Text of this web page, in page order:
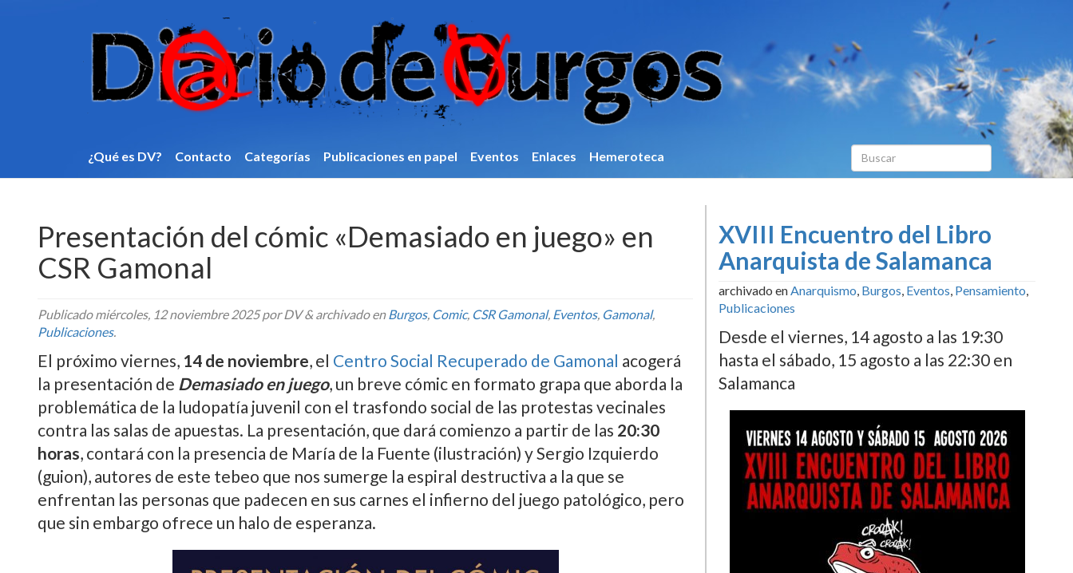
¿Qué es DV? Contacto Categorí­as Publicaciones en papel Eventos Enlaces Hemeroteca
Presentación del cómic «Demasiado en juego» en
CSR Gamonal
Publicadomiércoles, 12 noviembre 2025por DV&archivado enBurgos, Comic, CSR Gamonal, Eventos, Gamonal,
Publicaciones.
El próximo viernes, 14 de noviembre, el Centro Social Recuperado de Gamonal acogerá
la presentación de Demasiado en juego, un breve cómic en formato grapa que aborda la
problemática de la ludopatía juvenil con el trasfondo social de las protestas vecinales
contra las salas de apuestas. La presentación, que dará comienzo a partir de las 20:30
horas, contará con la presencia de María de la Fuente (ilustración) y Sergio Izquierdo
(guion), autores de este tebeo que nos sumerge la espiral destructiva a la que se
enfrentan las personas que padecen en sus carnes el infierno del juego patológico, pero
que sin embargo ofrece un halo de esperanza.
XVIII Encuentro del Libro
Anarquista de Salamanca
archivado enAnarquismo, Burgos, Eventos, Pensamiento,
Publicaciones
Desde el viernes, 14 agosto a las 19:30
hasta el sábado, 15 agosto a las 22:30 en
Salamanca